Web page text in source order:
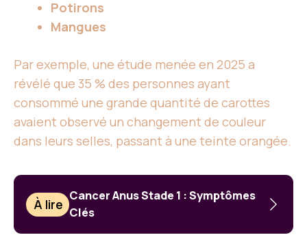
Potirons
Mangues
Par exemple, une étude menée en 2025 a
révélé que 35 % des personnes ayant
consommé une grande quantité de carottes
avaient observé un changement de couleur
dans leurs selles, passant à une teinte orangée.
À lire
Cancer Anus Stade 1 : Symptômes
Clés